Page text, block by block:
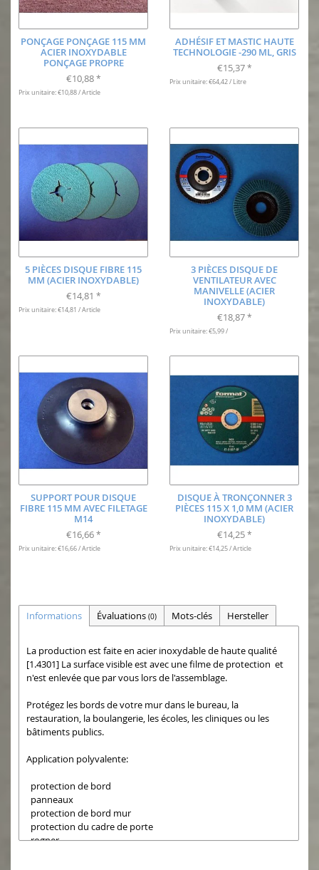
PONÇAGE PONÇAGE 115 MM
ACIER INOXYDABLE
PONÇAGE PROPRE
€10,88 *
Prix unitaire: €10,88 / Article
ADHÉSIF ET MASTIC HAUTE
TECHNOLOGIE -290 ML, GRIS
€15,37 *
Prix unitaire: €64,42 / Litre
5 PIÈCES DISQUE FIBRE 115
MM (ACIER INOXYDABLE)
€14,81 *
Prix unitaire: €14,81 / Article
3 PIÈCES DISQUE DE
VENTILATEUR AVEC
MANIVELLE (ACIER
INOXYDABLE)
€18,87 *
Prix unitaire: €5,99 /
SUPPORT POUR DISQUE
FIBRE 115 MM AVEC FILETAGE
M14
€16,66 *
Prix unitaire: €16,66 / Article
DISQUE À TRONÇONNER 3
PIÈCES 115 X 1,0 MM (ACIER
INOXYDABLE)
€14,25 *
Prix unitaire: €14,25 / Article
Informations Évaluations (0) Mots-clés Hersteller
La production est faite en acier inoxydable de haute qualité
[1.4301] La surface visible est avec une filme de protection et
n'est enlevée que par vous lors de l'assemblage.
Protégez les bords de votre mur dans le bureau, la
restauration, la boulangerie, les écoles, les cliniques ou les
bâtiments publics.
Application polyvalente:
protection de bord
panneaux
protection de bord mur
protection du cadre de porte
rogner